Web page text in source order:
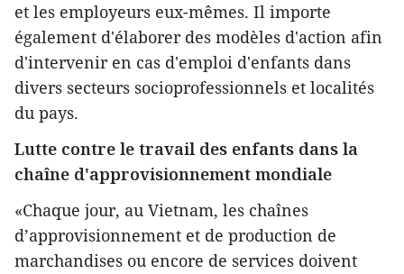
et les employeurs eux-mêmes. Il importe
également d'élaborer des modèles d'action afin
d'intervenir en cas d'emploi d'enfants dans
divers secteurs socioprofessionnels et localités
du pays.
Lutte contre le travail des enfants dans la
chaîne d'approvisionnement mondiale
«Chaque jour, au Vietnam, les chaînes
d’approvisionnement et de production de
marchandises ou encore de services doivent